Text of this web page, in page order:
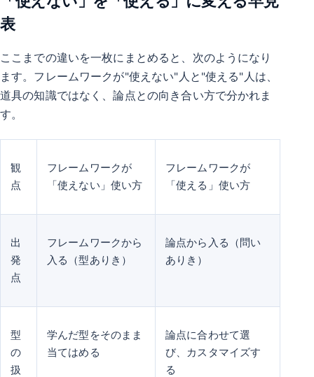
表
ここまでの違いを一枚にまとめると、次のようになり
ます。フレームワークが"使えない"人と"使える"人は、
道具の知識ではなく、論点との向き合い方で分かれま
す。
観
点
フレームワークが
「使えない」使い方
フレームワークが
「使える」使い方
出
発
点
フレームワークから
入る（型ありき）
論点から入る（問い
ありき）
型
の
扱
学んだ型をそのまま
当てはめる
論点に合わせて選
び、カスタマイズす
る